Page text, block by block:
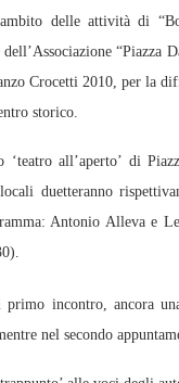
delle attività di
dell’Associazione “Piazza
Crocetti 2010, per la
storico.
‘teatro all’aperto’ di
duetteranno
Antonio Alleva e
primo incontro, ancora
nel secondo